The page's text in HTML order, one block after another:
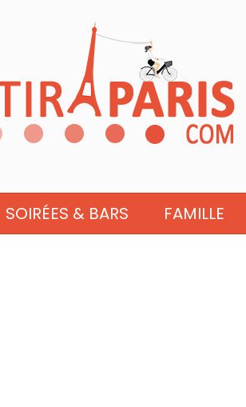
SOIRÉES & BARS FAMILLE